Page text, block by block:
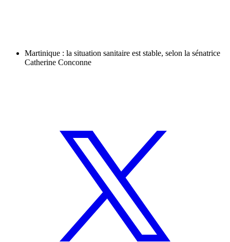
Martinique : la situation sanitaire est stable, selon la sénatrice
Catherine Conconne